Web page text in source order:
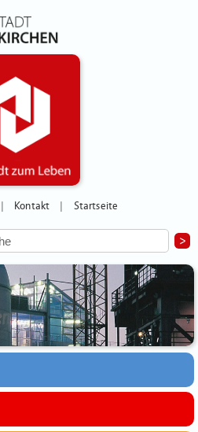
Kontakt Startseite